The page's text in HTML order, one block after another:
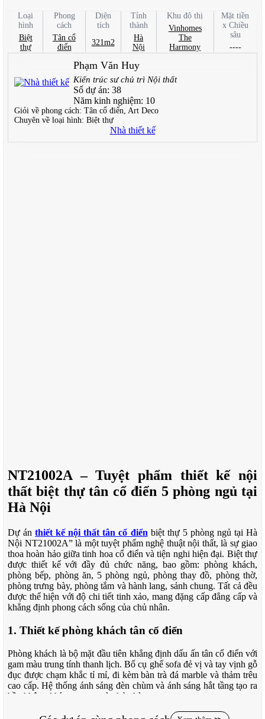
Loại
hình
Biệt
thự
Phong
cách
Tân cổ
điển
Diện
tích
321m2
Tỉnh
thành
Hà
Nội
Khu đô thị
Vinhomes
The
Harmony
Mặt tiền
x Chiều
sâu
----
Phạm Văn Huy
Kiến trúc sư chủ trì Nội thất
Số dự án: 38
Năm kinh nghiệm: 10
Giỏi về phong cách: Tân cổ điển, Art Deco
Chuyên về loại hình: Biệt thự
Nhà thiết kế
NT21002A – Tuyệt phẩm thiết kế nội
thất biệt thự tân cổ điển 5 phòng ngủ tại
Hà Nội
Dự ánthiết kế nội thất tân cổ điển biệt thự 5 phòng ngủ tại Hà
Nội NT21002A” là một tuyệt phẩm nghệ thuật nội thất, là sự giao
thoa hoàn hảo giữa tinh hoa cổ điển và tiện nghi hiện đại. Biệt thự
được thiết kế với đầy đủ chức năng, bao gồm: phòng khách,
phòng bếp, phòng ăn, 5 phòng ngủ, phòng thay đồ, phòng thờ,
phòng trưng bày, phòng tắm và hành lang, sảnh chung. Tất cả đều
được thể hiện với độ chi tiết tinh xảo, mang đặng cấp đẳng cấp và
khẳng định phong cách sống của chủ nhân.
1. Thiết kế phòng khách tân cổ điển
Phòng khách là bộ mặt đầu tiên khẳng định dấu ấn tân cổ điển với
gam màu trung tính thanh lịch. Bố cụ ghế sofa đẻ vị và tay vịnh gỗ
đục được chạm khắc tỉ mỉ, đi kèm bàn trà đá marble và thảm trêu
cao cấp. Hệ thống ánh sáng đèn chùm và ánh sáng hắt tầng tạo ra
bầu không khí trực sang và nhỏ nhàng.